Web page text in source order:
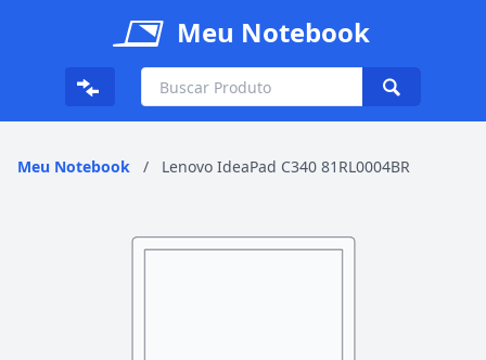
Meu Notebook
Meu Notebook / Lenovo IdeaPad C340 81RL0004BR